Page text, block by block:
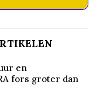
en
fors groter dan